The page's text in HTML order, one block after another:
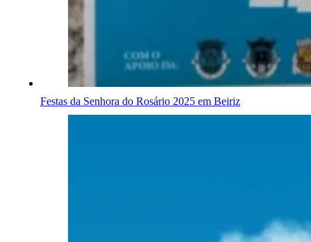
Festas da Senhora do Rosário 2025 em Beiriz